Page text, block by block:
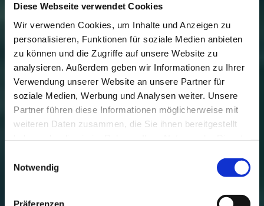
Diese Webseite verwendet Cookies
Wir verwenden Cookies, um Inhalte und Anzeigen zu
personalisieren, Funktionen für soziale Medien anbieten
zu können und die Zugriffe auf unsere Website zu
analysieren. Außerdem geben wir Informationen zu Ihrer
Verwendung unserer Website an unsere Partner für
soziale Medien, Werbung und Analysen weiter. Unsere
Partner führen diese Informationen möglicherweise mit
weiteren Daten zusammen, die Sie ihnen bereitgestellt
Notwendig
Präferenzen